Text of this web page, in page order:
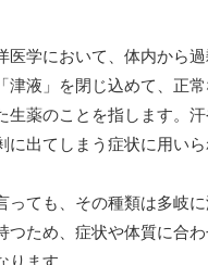
医学において、体内から
津液」を閉じ込めて、正
生薬のことを指します。
に出てしまう症状に用いら
っても、その種類は多岐
つため、症状や体質に合